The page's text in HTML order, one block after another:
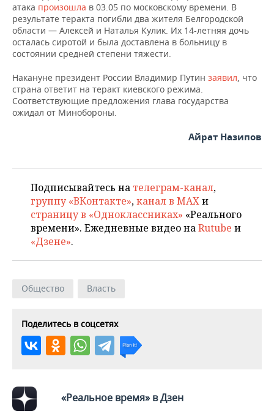
ХОККЕЙ С МЯЧОМ
ПРОИСШЕСТВИЯ
атака произошла в 03.05 по московскому времени. В
результате теракта погибли два жителя Белгородской
области — Алексей и Наталья Кулик. Их 14-летняя дочь
осталась сиротой и была доставлена в больницу в
состоянии средней степени тяжести.
Накануне президент России Владимир Путин заявил, что
страна ответит на теракт киевского режима.
Соответствующие предложения глава государства
ожидал от Минобороны.
Айрат Назипов
Подписывайтесь на телеграм-канал,
группу «ВКонтакте»,канал в MAXи
страницу в «Одноклассниках» «Реального
времени». Ежедневные видео наRutube и
«Дзене».
Общество Власть
Поделитесь в соцсетях
«Реальное время» в Дзен